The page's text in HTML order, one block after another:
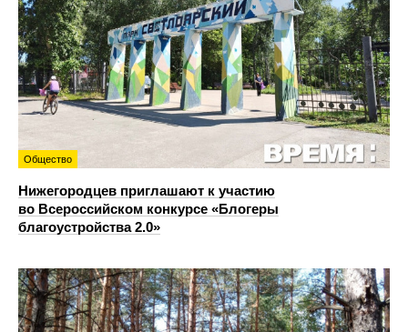
Общество
Нижегородцев приглашают к участию
во Всероссийском конкурсе «Блогеры
благоустройства 2.0»